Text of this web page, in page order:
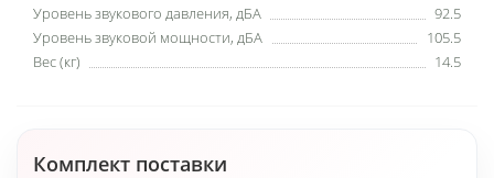
Уровень звукового давления, дБА
92.5
Уровень звуковой мощности, дБА
105.5
Вес (кг)
14.5
Комплект поставки